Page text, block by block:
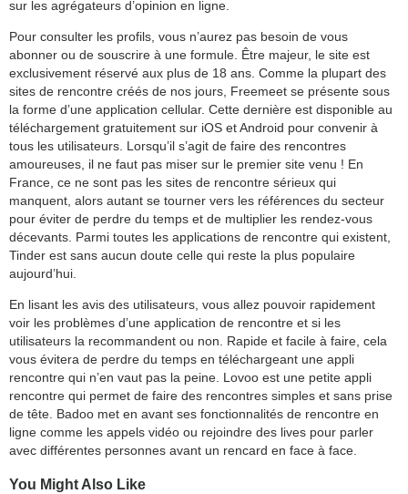
sur les agrégateurs d’opinion en ligne.
Pour consulter les profils, vous n’aurez pas besoin de vous
abonner ou de souscrire à une formule. Être majeur, le site est
exclusivement réservé aux plus de 18 ans. Comme la plupart des
sites de rencontre créés de nos jours, Freemeet se présente sous
la forme d’une application cellular. Cette dernière est disponible au
téléchargement gratuitement sur iOS et Android pour convenir à
tous les utilisateurs. Lorsqu’il s’agit de faire des rencontres
amoureuses, il ne faut pas miser sur le premier site venu ! En
France, ce ne sont pas les sites de rencontre sérieux qui
manquent, alors autant se tourner vers les références du secteur
pour éviter de perdre du temps et de multiplier les rendez-vous
décevants. Parmi toutes les applications de rencontre qui existent,
Tinder est sans aucun doute celle qui reste la plus populaire
aujourd’hui.
En lisant les avis des utilisateurs, vous allez pouvoir rapidement
voir les problèmes d’une application de rencontre et si les
utilisateurs la recommandent ou non. Rapide et facile à faire, cela
vous évitera de perdre du temps en téléchargeant une appli
rencontre qui n’en vaut pas la peine. Lovoo est une petite appli
rencontre qui permet de faire des rencontres simples et sans prise
de tête. Badoo met en avant ses fonctionnalités de rencontre en
ligne comme les appels vidéo ou rejoindre des lives pour parler
avec différentes personnes avant un rencard en face à face.
You Might Also Like